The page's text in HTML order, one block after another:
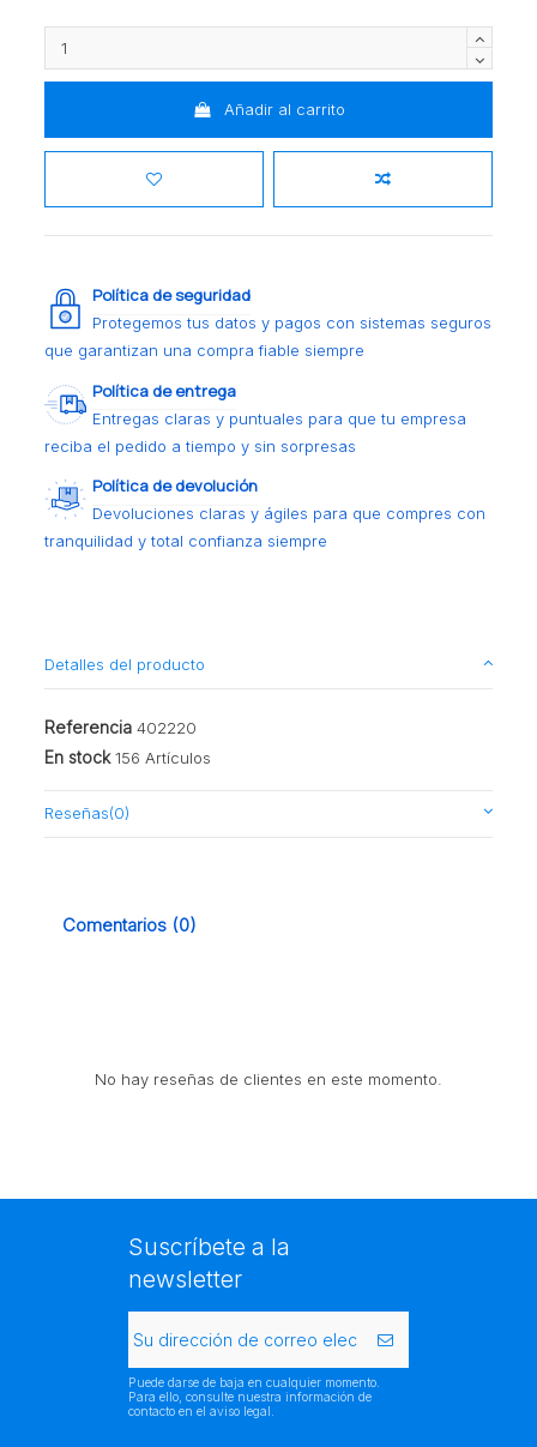
Añadir al carrito
Política de seguridad
Protegemos tus datos y pagos con sistemas seguros
que garantizan una compra fiable siempre
Política de entrega
Entregas claras y puntuales para que tu empresa
reciba el pedido a tiempo y sin sorpresas
Política de devolución
Devoluciones claras y ágiles para que compres con
tranquilidad y total confianza siempre
Detalles del producto
Referencia 402220
En stock 156 Artículos
Reseñas(0)
Comentarios (0)
No hay reseñas de clientes en este momento.
Suscríbete a la
newsletter
Puede darse de baja en cualquier momento.
Para ello, consulte nuestra información de
contacto en el aviso legal.